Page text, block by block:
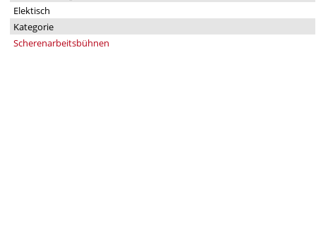
Elektisch
Kategorie
Scherenarbeitsbühnen